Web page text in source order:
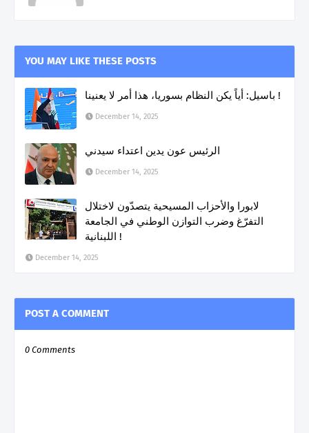
YOU MAY LIKE THESE POSTS
باسيل: أياً يكن النظام بسوريا، هذا أمر لا يعنينا !
December 14, 2025
الرئيس عون يدين اعتداء سيدني
December 14, 2025
لابورا والأحزاب المسيحية يتصدّون لاختلال
التفرّغ وضرب التوازن الوطني في الجامعة
اللبنانية !
December 14, 2025
POST A COMMENT
0 Comments